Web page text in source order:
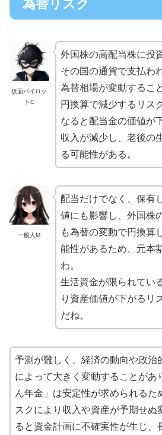
為替リスク
仮面パイロッ
トC
外国株の高配当株に投
その国の通貨で支払わ
為替相場が変動するこ
円換算で減少するリス
なると配当金の価値が
収入が減少し、老後の
る可能性がある。
一般人M
配当だけでなく、保有
値にも影響し、外国株
も為替の変動で円換算
能性があるため、元本
わ。
生活資金が限られてい
り資産価値が下がるリ
だね。
予測が難しく、経済の動向や政治
によって大きく変動することがあ
ん年金」は安定性が求められるた
スクにより収入や資産が予期せぬ
ると資金計画に不確実性が生じ、